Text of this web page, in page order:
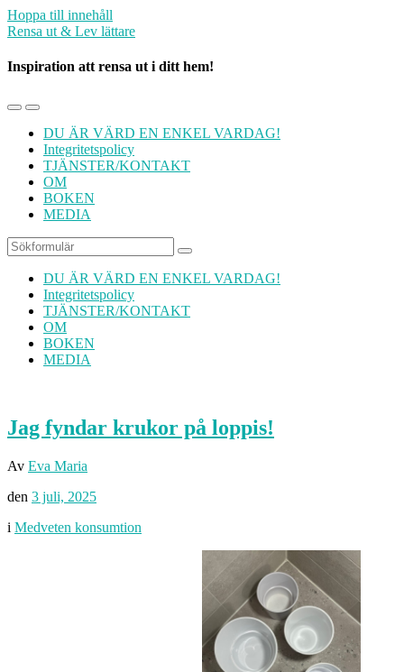
Hoppa till innehåll
Rensa ut & Lev lättare
Inspiration att rensa ut i ditt hem!
Slå
mobilmenyn
Slå
på/av
sökfältet
DU ÄR VÄRD EN ENKEL VARDAG!
Integritetspolicy
TJÄNSTER/KONTAKT
OM
BOKEN
MEDIA
Sök
DU ÄR VÄRD EN ENKEL VARDAG!
Integritetspolicy
TJÄNSTER/KONTAKT
OM
BOKEN
MEDIA
Jag fyndar krukor på loppis!
Av Eva Maria
den 3 juli, 2025
i Medveten konsumtion